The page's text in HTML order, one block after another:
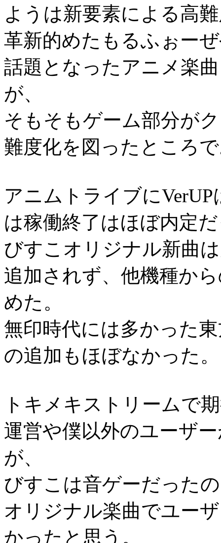
ようは新要素による高
革新的めたもるふぉー
話題となったアニメ楽
が、
そもそもゲーム部分が
難度化を図ったところ
アニムトライブに
は稼働終了はほぼ内定
びすこオリジナル新曲
追加されず、他機種か
めた。
無印時代には多かった
の追加もほぼなかった
トキメキストリームで
運営や僕以外のユーザ
が、
びすこは音ゲーだった
オリジナル楽曲でユー
かったと思う。